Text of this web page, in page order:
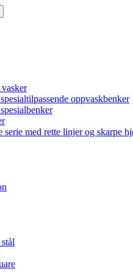
oppvaskbenker
serie med rette linjer og skarpe